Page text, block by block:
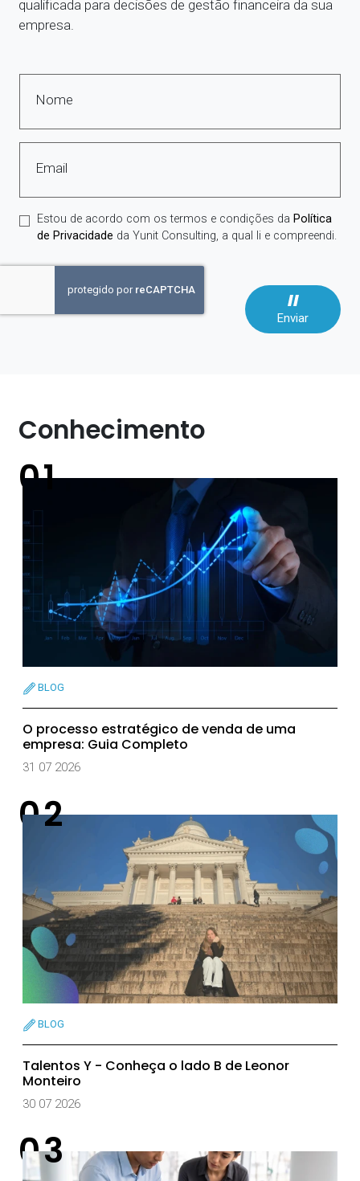
qualificada para decisões de gestão financeira da sua
empresa.
Nome
Email
Estou de acordo com os termos e condições da Política
de Privacidade da Yunit Consulting, a qual li e compreendi.
Enviar
Conhecimento
BLOG
O processo estratégico de venda de uma
empresa: Guia Completo
31 07 2026
BLOG
Talentos Y - Conheça o lado B de Leonor
Monteiro
30 07 2026